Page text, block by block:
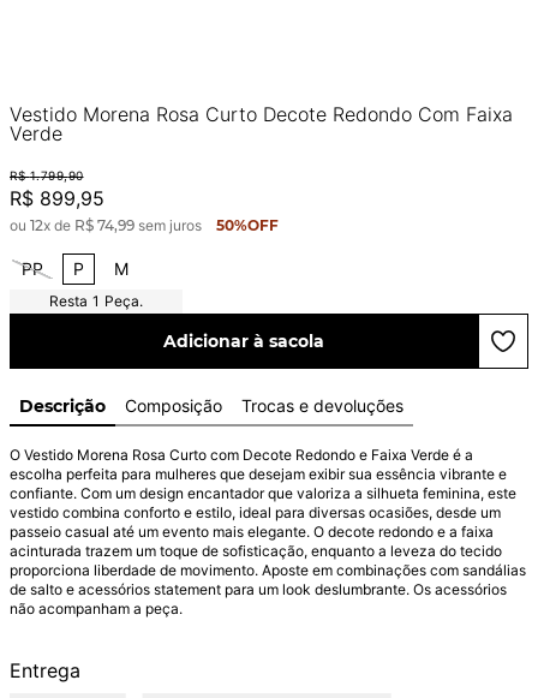
Vestido Morena Rosa Curto Decote Redondo Com Faixa
Verde
R$ 1.799,90
R$ 899,95
ou 12x de R$ 74,99 sem juros 50%OFF
PP P M
1 Peça.
Adicionar à sacola
Descrição Composição Trocas e devoluções
O Vestido Morena Rosa Curto com Decote Redondo e Faixa Verde é a
escolha perfeita para mulheres que desejam exibir sua essência vibrante e
confiante. Com um design encantador que valoriza a silhueta feminina, este
vestido combina conforto e estilo, ideal para diversas ocasiões, desde um
passeio casual até um evento mais elegante. O decote redondo e a faixa
acinturada trazem um toque de sofisticação, enquanto a leveza do tecido
proporciona liberdade de movimento. Aposte em combinações com sandálias
de salto e acessórios statement para um look deslumbrante. Os acessórios
não acompanham a peça.
Entrega